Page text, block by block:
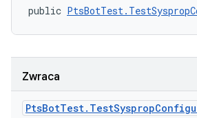
public
Zwraca
PtsBotTest. TestSysprop